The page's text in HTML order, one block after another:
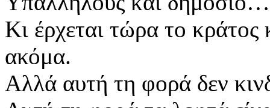
Κι έρχεται τώρα το κράτος
ακόμα.
Αλλά αυτή τη φορά δεν